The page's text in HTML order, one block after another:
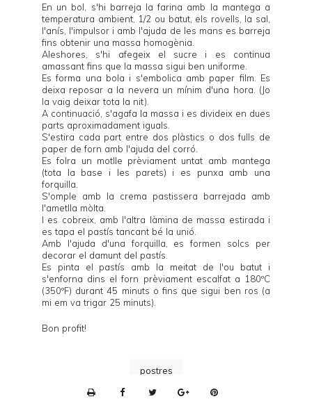
En un bol, s'hi barreja la farina amb la mantega a
temperatura ambient, 1/2 ou batut, els rovells, la sal,
l'anís, l'impulsor i amb l'ajuda de les mans es barreja
fins obtenir una massa homogènia.
Aleshores, s'hi afegeix el sucre i es continua
amassant fins que la massa sigui ben uniforme.
Es forma una bola i s'embolica amb paper film. Es
deixa reposar a la nevera un mínim d'una hora. (Jo
la vaig deixar tota la nit).
A continuació, s'agafa la massa i es divideix en dues
parts aproximadament iguals.
S'estira cada part entre dos plàstics o dos fulls de
paper de forn amb l'ajuda del corró.
Es folra un motlle prèviament untat amb mantega
(tota la base i les parets) i es punxa amb una
forquilla.
S'omple amb la crema pastissera barrejada amb
l'ametlla mòlta.
I es cobreix, amb l'altra làmina de massa estirada i
es tapa el pastís tancant bé la unió.
Amb l'ajuda d'una forquilla, es formen solcs per
decorar el damunt del pastís.
Es pinta el pastís amb la meitat de l'ou batut i
s'enforna dins el forn prèviament escalfat a 180ºC
(350ºF) durant 45 minuts o fins que sigui ben ros (a
mi em va trigar 25 minuts).
Bon profit!
postres